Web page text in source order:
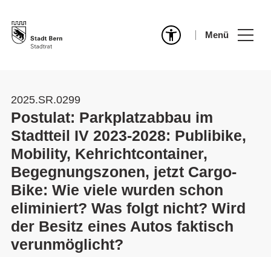
Menü
2025.SR.0299
Postulat: Parkplatzabbau im
Stadtteil IV 2023-2028: Publibike,
Mobility, Kehrichtcontainer,
Begegnungszonen, jetzt Cargo-
Bike: Wie viele wurden schon
eliminiert? Was folgt nicht? Wird
der Besitz eines Autos faktisch
verunmöglicht?